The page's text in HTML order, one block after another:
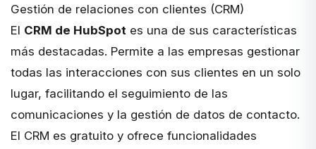
Gestión de relaciones con clientes (CRM)
El CRM de HubSpot es una de sus características
más destacadas. Permite a las empresas gestionar
todas las interacciones con sus clientes en un solo
lugar, facilitando el seguimiento de las
comunicaciones y la gestión de datos de contacto.
El CRM es gratuito y ofrece funcionalidades